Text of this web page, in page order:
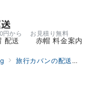
円から お見積り無料
配送 赤帽 料金案内
旅行カバンの配送